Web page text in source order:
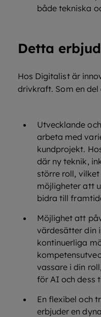
både tekniska
Detta
Hos Digitalist är
drivkraft. Som en
Utvecklande
arbeta med
kundprojekt.
där ny teknik,
större roll,
möjligheter att
bidra till
Möjlighet att
värdesätter din
kontinuerliga
vassare i din
för AI och dess
En flexibel och
erbjuder en